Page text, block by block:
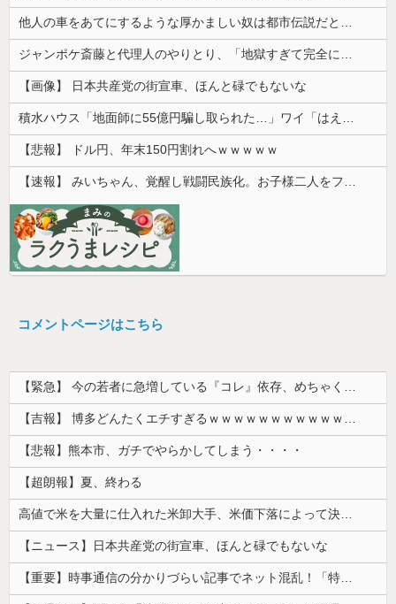
【画像】 日本共産党の街宣車、ほんと碌でもないな
【悲報】 ドル円、年末150円割れへｗｗｗｗｗ
コメントページはこちら
【悲報】熊本市、ガチでやらかしてしまう・・・・
【超朗報】夏、終わる
【ニュース】日本共産党の街宣車、ほんと碌でもないな